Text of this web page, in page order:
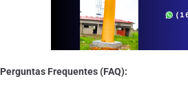
Perguntas Frequentes (FAQ):